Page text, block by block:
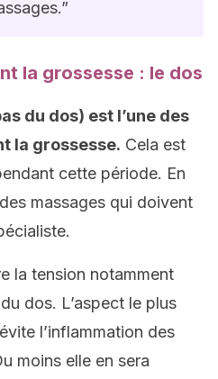
la grossesse : le dos
du dos) est l’une des
la grossesse. Cela est
cette période. En
massages qui doivent
la tension notamment
dos. L’aspect le plus
l’inflammation des
moins elle en sera